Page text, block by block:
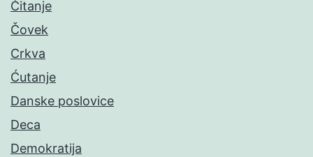
Čitanje
Čovek
Crkva
Ćutanje
Danske poslovice
Deca
Demokratija